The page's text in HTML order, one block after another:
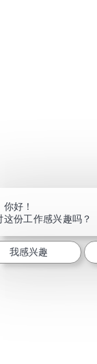
好！
这份工作感兴趣吗？
我感兴趣